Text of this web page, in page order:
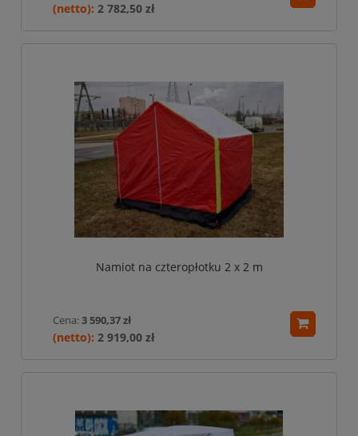
2 782,50 zł
Namiot na czteropłotku 2 x 2 m
Cena:3 590,37 zł
2 919,00 zł